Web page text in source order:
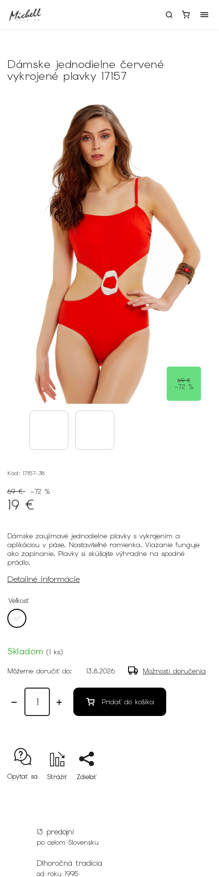
Dámske jednodielne červené
vykrojené plavky 17157
69 €
–72 %
Kód: 17157-38
69 € –72 %
19 €
Dámske zaujímavé jednodielne plavky s vykrojením a
aplikáciou v páse. Nastaviteľné ramienka. Viazanie funguje
ako zapínanie. Plavky si skúšajte výhradne na spodné
prádlo.
Detailné informácie
Veľkosť
Skladom (1 ks)
Môžeme doručiť do: 13.8.2026 Možnosti doručenia
Pridať do košíka
Opýtať sa Strážiť Zdieľať
13 predajní
po celom Slovensku
Dlhoročná tradícia
od roku 1995